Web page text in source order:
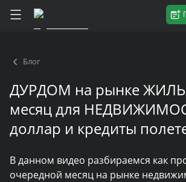
Блог
ДУРДОМ на рынке
месяц для
доллар и кредиты
В данном видео разбираемся как
очередной месяц на рынке